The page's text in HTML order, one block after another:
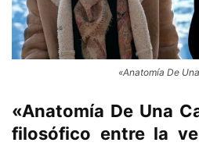
«Anatomía De
«Anatomía De Una
filosófico entre la